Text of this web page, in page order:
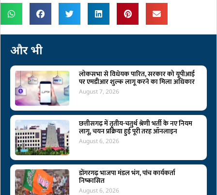
और भी
लोकसभा से विधेयक पारित, सरकार को यूपीआई
पर एमडीआर शुल्क लागू करने का मिला अधिकार
August 7, 2026
छत्तीसगढ़ में तृतीय-चतुर्थ श्रेणी भर्ती के नए नियम
लागू, चयन प्रक्रिया हुई पूरी तरह ऑनलाइन
August 6, 2026
डोंगरगढ़ भाजपा मंडल भंग, पांच कार्यकर्ता
निष्कासित
August 6, 2026